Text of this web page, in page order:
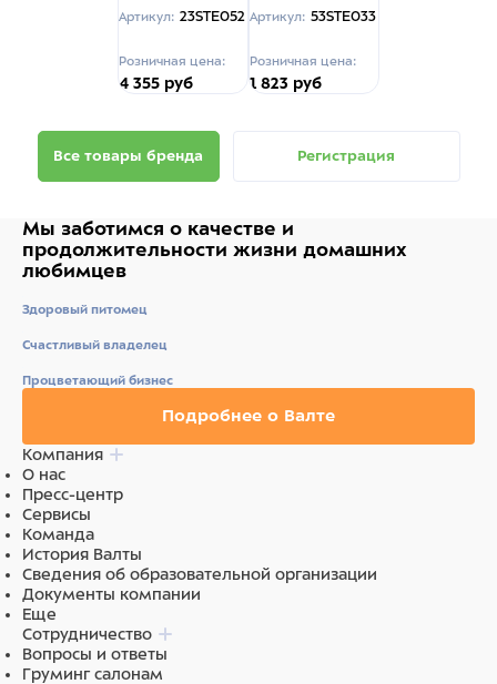
Все товары бренда Регистрация
Артикул: 23STE052
Розничная цена:
4 355 руб
Артикул: 53STE033
Розничная цена:
1 823 руб
Мы заботимся о качестве и
продолжительности жизни домашних
любимцев
Здоровый питомец
Счастливый владелец
Процветающий бизнес
Подробнее о Валте
Компания
О нас
Пресс-центр
Сервисы
Команда
История Валты
Сведения об образовательной организации
Документы компании
Еще
Сотрудничество
Вопросы и ответы
Груминг салонам